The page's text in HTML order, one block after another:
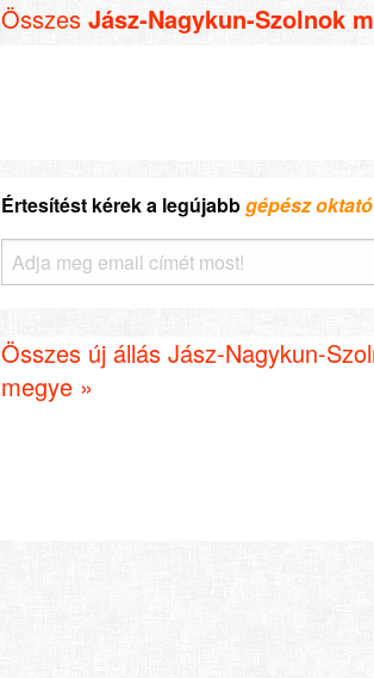
Összes Jász-Nagykun-Szolnok
Értesítést kérek a legújabbgépész
Összes új állás Jász-Nagykun-
megye »